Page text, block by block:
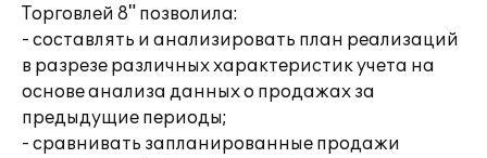
Торговлей 8" позволила:
- составлять и анализировать план реализаций
в разрезе различных характеристик учета на
основе анализа данных о продажах за
предыдущие периоды;
- сравнивать запланированные продажи